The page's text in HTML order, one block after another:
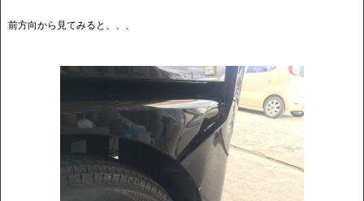
前方向から見てみると、、、